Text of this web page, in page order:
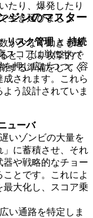
たり、爆発したり
生き延びましょ
が少なく動きも遅
と、より攻撃的で
する準備をしてく
ジンのマスター
リスク管理と持続
スコアは単にサバ
押し広げつつ、容
されます。これら
う設計されていま
ューバ
いゾンビの大量を
」に蓄積させ、それ
器や戦略的なチョー
とです。これによ
最大化し、スコア乗
い通路を特定しま